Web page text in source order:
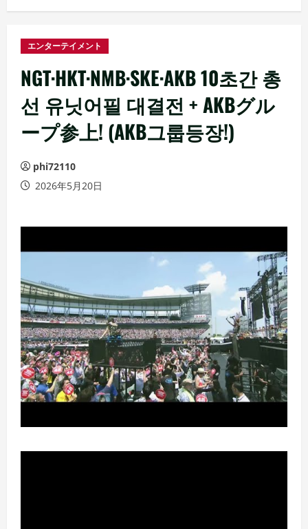
エンターテイメント
NGT·HKT·NMB·SKE·AKB 10초간 총
선 유닛어필 대결전 + AKBグル
ープ参上! (AKB그룹등장!)
phi72110
2026年5月20日